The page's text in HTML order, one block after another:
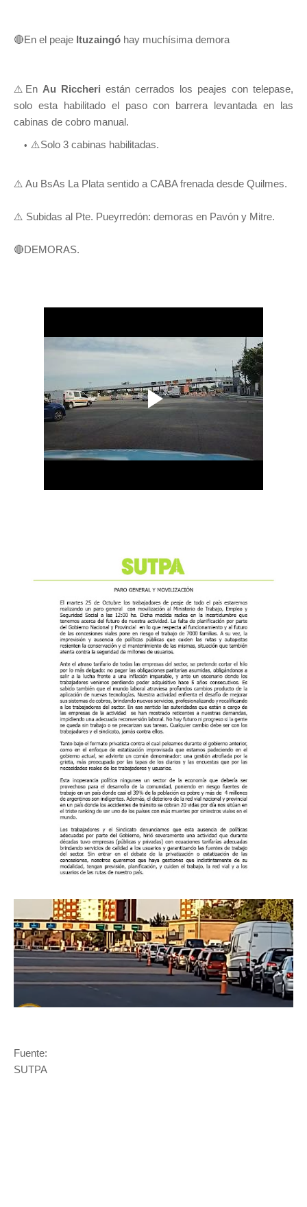
🔴En el peaje Ituzaingó hay muchísima demora
⚠️En Au Riccheri están cerrados los peajes con telepase,
solo esta habilitado el paso con barrera levantada en las
cabinas de cobro manual.
⚠️Solo 3 cabinas habilitadas.
⚠️ Au BsAs La Plata sentido a CABA frenada desde Quilmes.
⚠️ Subidas al Pte. Pueyrredón: demoras en Pavón y Mitre.
🔴DEMORAS.
Fuente:
SUTPA